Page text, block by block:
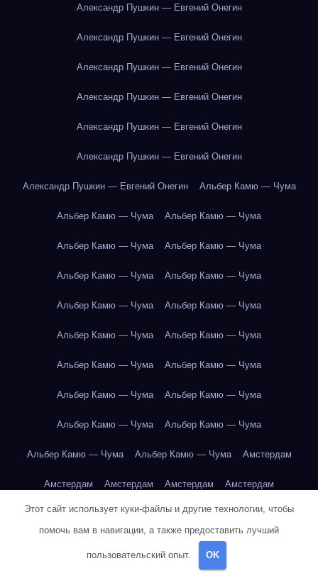
Александр Пушкин — Евгений Онегин
Александр Пушкин — Евгений Онегин
Александр Пушкин — Евгений Онегин
Александр Пушкин — Евгений Онегин
Александр Пушкин — Евгений Онегин
Александр Пушкин — Евгений Онегин
Александр Пушкин — Евгений Онегин Альбер Камю — Чума
Альбер Камю — Чума Альбер Камю — Чума
Альбер Камю — Чума Альбер Камю — Чума
Альбер Камю — Чума Альбер Камю — Чума
Альбер Камю — Чума Альбер Камю — Чума
Альбер Камю — Чума Альбер Камю — Чума
Альбер Камю — Чума Альбер Камю — Чума
Альбер Камю — Чума Альбер Камю — Чума
Альбер Камю — Чума Альбер Камю — Чума
Альбер Камю — Чума Альбер Камю — Чума Амстердам
Амстердам Амстердам Амстердам Амстердам
Амстердам Амстердам Амстердам Амстердам
Амстердам Амстердам
Амстердам Амстердам
Этот сайт использует куки-файлы и другие технологии, чтобы
помочь вам в навигации, а также предоставить лучший
пользовательский опыт. OK